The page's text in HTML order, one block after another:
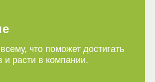
что поможет достигать
и расти в компании.